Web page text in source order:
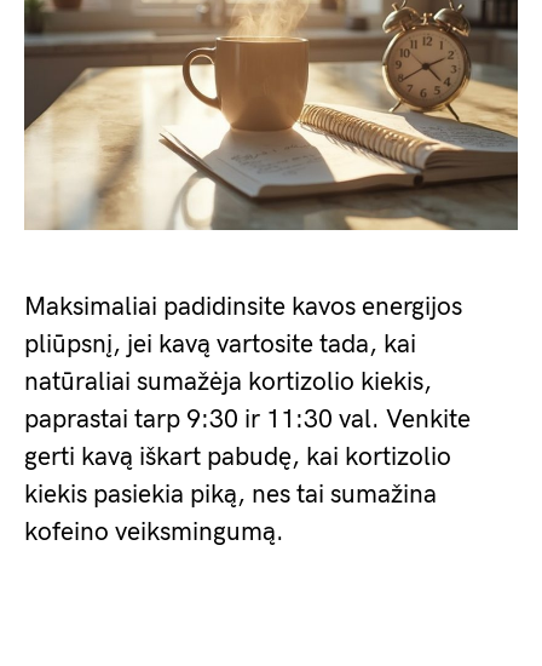
Maksimaliai padidinsite kavos energijos
pliūpsnį, jei kavą vartosite tada, kai
natūraliai sumažėja kortizolio kiekis,
paprastai tarp 9:30 ir 11:30 val. Venkite
gerti kavą iškart pabudę, kai kortizolio
kiekis pasiekia piką, nes tai sumažina
kofeino veiksmingumą.